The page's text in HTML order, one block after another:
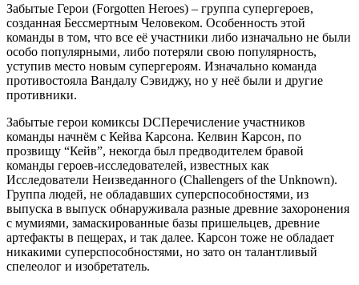
Забытые Герои (Forgotten Heroes) – группа супергероев,
созданная Бессмертным Человеком. Особенность этой
команды в том, что все её участники либо изначально не были
особо популярными, либо потеряли свою популярность,
уступив место новым супергероям. Изначально команда
противостояла Вандалу Сэвиджу, но у неё были и другие
противники.
Забытые герои комиксы DCПеречисление участников
команды начнём с Кейва Карсона. Келвин Карсон, по
прозвищу “Кейв”, некогда был предводителем бравой
команды героев-исследователей, известных как
Исследователи Неизведанного (Challengers of the Unknown).
Группа людей, не обладавших суперспособностями, из
выпуска в выпуск обнаруживала разные древние захоронения
с мумиями, замаскированные базы пришельцев, древние
артефакты в пещерах, и так далее. Карсон тоже не обладает
никакими суперспособностями, но зато он талантливый
спелеолог и изобретатель.